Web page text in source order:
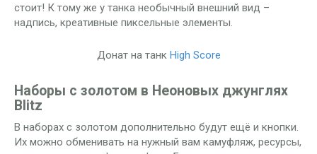
стоит! К тому же у танка необычный внешний вид –
надпись, креативные пиксельные элементы.
Донат на танк High Score
Наборы с золотом в Неоновых джунглях
Blitz
В наборах с золотом дополнительно будут ещё и кнопки.
Их можно обменивать на нужный вам камуфляж, ресурсы,